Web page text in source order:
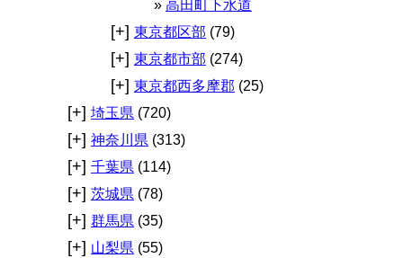
高田町下水道
[+] 東京都区部 (79)
[+] 東京都市部 (274)
[+] 東京都西多摩郡 (25)
[+] 埼玉県 (720)
[+] 神奈川県 (313)
[+] 千葉県 (114)
[+] 茨城県 (78)
[+] 群馬県 (35)
[+] 山梨県 (55)